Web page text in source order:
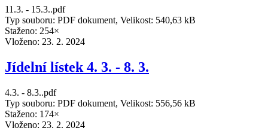
11.3. - 15.3..pdf
Typ souboru: PDF dokument, Velikost: 540,63 kB
Staženo: 254×
Vloženo: 23. 2. 2024
Jídelní lístek 4. 3. - 8. 3.
4.3. - 8.3..pdf
Typ souboru: PDF dokument, Velikost: 556,56 kB
Staženo: 174×
Vloženo: 23. 2. 2024